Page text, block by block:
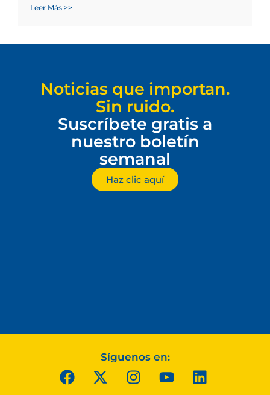
Leer Más >>
Noticias que importan.
Sin ruido.
Suscríbete gratis a
nuestro boletín
semanal
Haz clic aquí
Síguenos en: